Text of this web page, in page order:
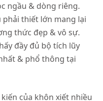
ngầu & dòng riêng.
thiết lớn mang lại
thức đẹp & vô sự.
đầy đủ bộ tích lũy
& phổ thông tại
của khôn xiết nhiều